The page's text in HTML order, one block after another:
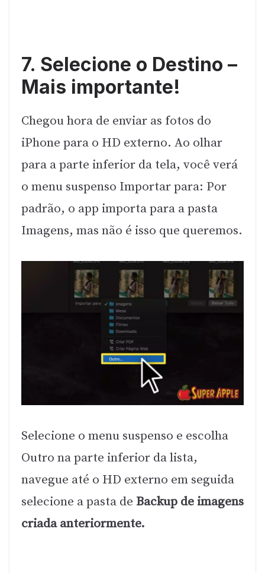
7. Selecione o Destino –
Mais importante!
Chegou hora de enviar as fotos do
iPhone para o HD externo. Ao olhar
para a parte inferior da tela, você verá
o menu suspenso Importar para: Por
padrão, o app importa para a pasta
Imagens, mas não é isso que queremos.
Selecione o menu suspenso e escolha
Outro na parte inferior da lista,
navegue até o HD externo em seguida
selecione a pasta de Backup de imagens
criada anteriormente.